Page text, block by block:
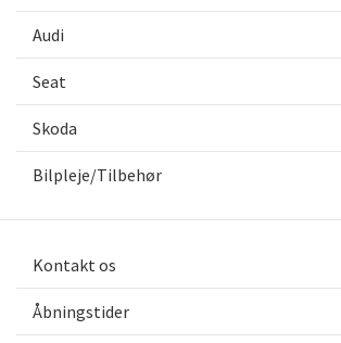
Audi
Seat
Skoda
Bilpleje/Tilbehør
Kontakt os
Åbningstider